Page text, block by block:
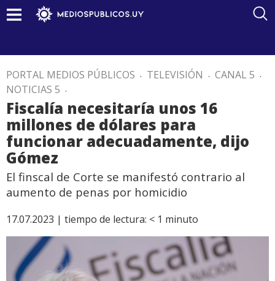
PORTAL MEDIOS PÚBLICOS . TELEVISIÓN . CANAL 5 .
NOTICIAS 5 .
Fiscalía necesitaría unos 16
millones de dólares para
funcionar adecuadamente, dijo
Gómez
El finscal de Corte se manifestó contrario al
aumento de penas por homicidio
17.07.2023 | tiempo de lectura: < 1 minuto